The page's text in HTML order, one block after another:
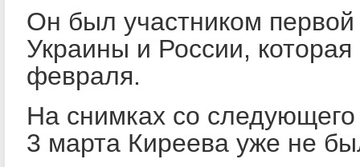
Он был участником первой
Украины и России,
февраля.
На снимках со следующего
3 марта Киреева уже не